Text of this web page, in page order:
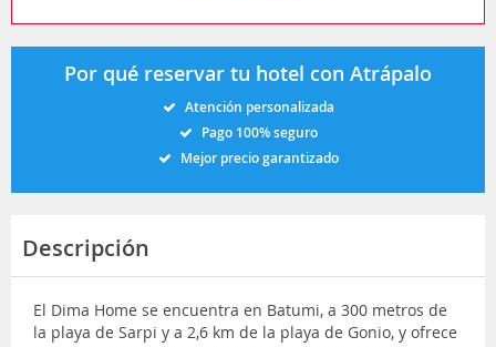
Por qué reservar tu hotel con Atrápalo
Atención personalizada
Pago 100% seguro
Mejor precio garantizado
Descripción
El Dima Home se encuentra en Batumi, a 300 metros de
la playa de Sarpi y a 2,6 km de la playa de Gonio, y ofrece